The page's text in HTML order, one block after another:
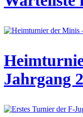
Jahrgang